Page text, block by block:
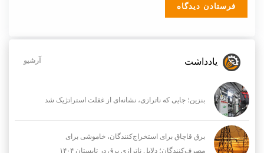
یادداشت آرشیو
بنزین؛ جایی که ناترازی، نشانه‌ای از غفلت استراتژیک شد
برق قاچاق برای استخراج‌کنندگان، خاموشی برای
مصرف‌کنندگان؛ دلایل ناترازی برق در تابستان ۱۴۰۴